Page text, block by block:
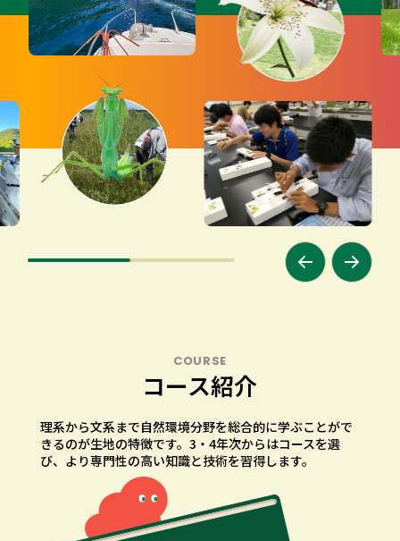
COURSE
コース紹介
理系から文系まで自然環境分野を総合的に学ぶことがで
きるのが生地の特徴です。 3・4年次からはコースを選
び、より専門性の高い知識と技術を習得します。